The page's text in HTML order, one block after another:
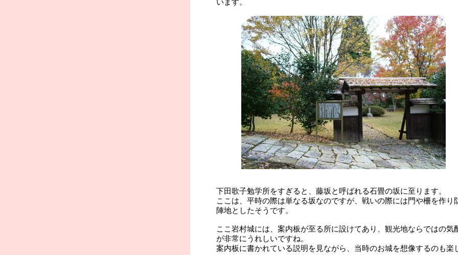
います。
下田歌子勉学所をすぎると、藤坂と呼ばれる石畳の坂に至ります。
ここは、平時の際は単なる坂なのですが、戦いの際には門や柵を作り
陣地としたそうです。
ここ岩村城には、案内板が至る所に設けてあり、観光地ならではの気
が非常にうれしいですね。
案内板に書かれている説明を見ながら、当時のお城を想像するのも楽